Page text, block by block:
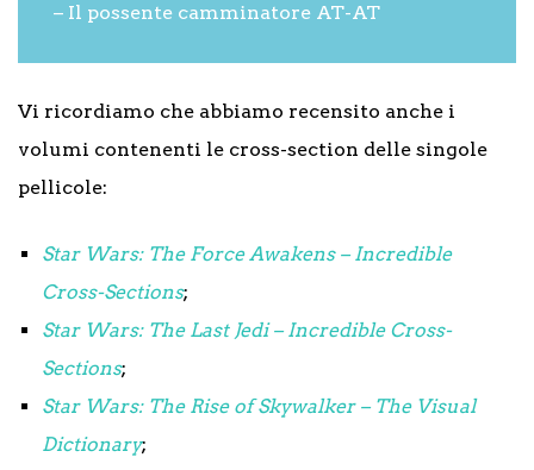
– Il possente camminatore AT-AT
Vi ricordiamo che abbiamo recensito anche i
volumi contenenti le cross-section delle singole
pellicole:
Star Wars: The Force Awakens – Incredible
Cross-Sections;
Star Wars: The Last Jedi – Incredible Cross-
Sections;
Star Wars: The Rise of Skywalker – The Visual
Dictionary;